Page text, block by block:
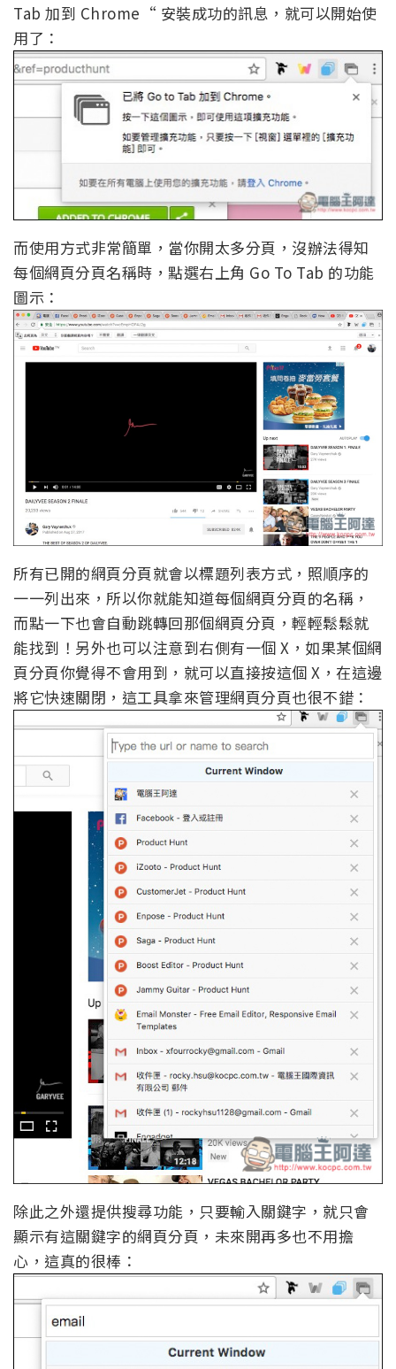
Tab 加到 Chrome“ 安裝成功的訊息，就可以開始使
用了：
而使用方式非常簡單，當你開太多分頁，沒辦法得知
每個網頁分頁名稱時，點選右上角 Go To Tab 的功能
圖示：
所有已開的網頁分頁就會以標題列表方式，照順序的
一一列出來，所以你就能知道每個網頁分頁的名稱，
而點一下也會自動跳轉回那個網頁分頁，輕輕鬆鬆就
能找到！另外也可以注意到右側有一個 X，如果某個網
頁分頁你覺得不會用到，就可以直接按這個 X，在這邊
將它快速關閉，這工具拿來管理網頁分頁也很不錯：
除此之外還提供搜尋功能，只要輸入關鍵字，就只會
顯示有這關鍵字的網頁分頁，未來開再多也不用擔
心，這真的很棒：